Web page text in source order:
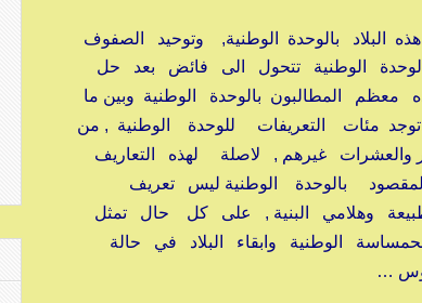
البلاد بالوحدة الوطنية, وتوحيد الصفوف
الوطنية تتحول الى فائض بعد حل
معظم المطالبون بالوحدة الوطنية وبين ما
مئات التعريفات للوحدة الوطنية , من
غيرهم , لاصلة لهذه التعاريف
بالوحدة الوطنية ليس تعريف
وهلامي البنية , على كل حال تمثل
الوطنية وابقاء البلاد في حالة
…